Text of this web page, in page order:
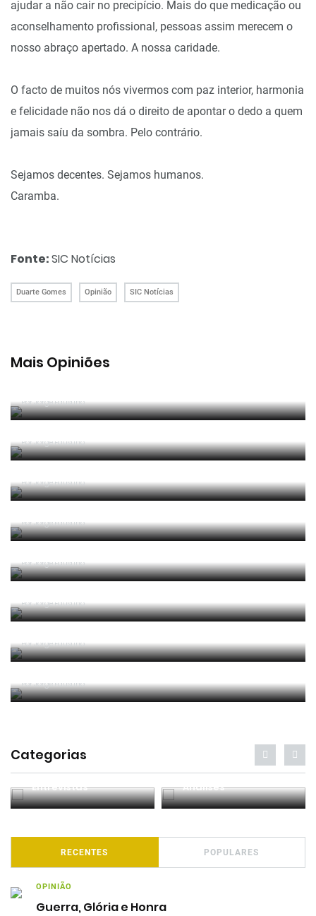
ajudar a não cair no precipício. Mais do que medicação ou
aconselhamento profissional, pessoas assim merecem o
nosso abraço apertado. A nossa caridade.
O facto de muitos nós vivermos com paz interior, harmonia
e felicidade não nos dá o direito de apontar o dedo a quem
jamais saíu da sombra. Pelo contrário.
Sejamos decentes. Sejamos humanos.
Caramba.
Fonte:SIC Notícias
Duarte Gomes Opinião SIC Notícias
Mais Opiniões
PorJorge Faustino
PorJorge Faustino
PorJorge Faustino
PorJorge Faustino
PorJorge Faustino
PorJorge Faustino
PorJorge Faustino
PorJorge Faustino
Categorias
Entrevistas Análises
RECENTES POPULARES
OPINIÃO
Guerra, Glória e Honra